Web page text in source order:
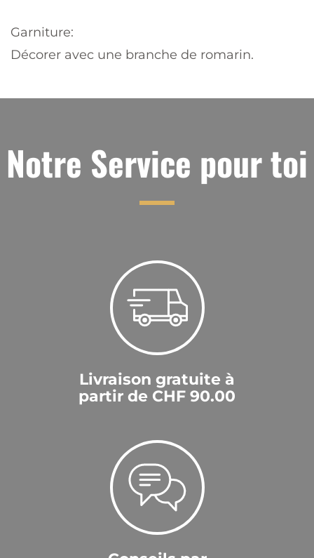
Garniture:
Décorer avec une branche de romarin.
Notre Service pour toi
Livraison gratuite à
partir de CHF 90.00